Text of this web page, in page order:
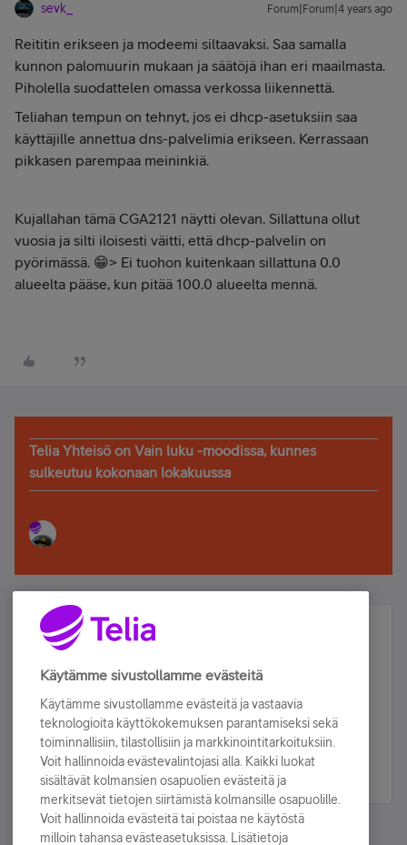
sevk_ Forum|Forum|4 years ago
Reititin erikseen ja modeemi siltaavaksi. Saa samalla
kunnon palomuurin mukaan ja säätöjä ihan eri maailmasta.
Piholella suodattelen omassa verkossa liikennettä.
Teliahan tempun on tehnyt, jos ei dhcp-asetuksiin saa
käyttäjille annettua dns-palvelimia erikseen. Kerrassaan
pikkasen parempaa meininkiä.
Kujallahan tämä CGA2121 näytti olevan. Sillattuna ollut
vuosia ja silti iloisesti väitti, että dhcp-palvelin on
pyörimässä. 😁> Ei tuohon kuitenkaan sillattuna 0.0
alueelta pääse, kun pitää 100.0 alueelta mennä.
Telia Yhteisö on Vain luku -moodissa, kunnes
sulkeutuu kokonaan lokakuussa
Älä jää paitsi – osallistu ja voita!
Tilaa Telian uutiskirje ja olet mukana arvonnassa.
sähköpostiisi.
Tilaa nyt
Käytämme sivustollamme evästeitä
Käytämme sivustollamme evästeitä ja vastaavia
teknologioita käyttökokemuksen parantamiseksi sekä
toiminnallisiin, tilastollisiin ja markkinointitarkoituksiin.
Voit hallinnoida evästevalintojasi alla. Kaikki luokat
sisältävät kolmansien osapuolien evästeitä ja
merkitsevät tietojen siirtämistä kolmansille osapuolille.
Voit hallinnoida evästeitä tai poistaa ne käytöstä
milloin tahansa evästeasetuksissa. Lisätietoja